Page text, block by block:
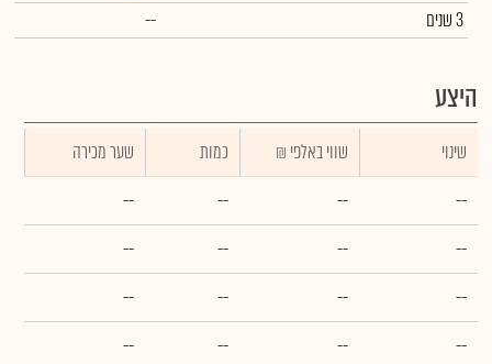
3 שנים
--
היצע
שינוי ₪ שווי באלפי כמות
שער מכירה
--
--
--
--
--
--
--
--
--
--
--
--
--
--
--
--